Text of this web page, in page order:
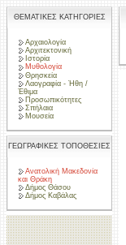
ΘΕΜΑΤΙΚΕΣ ΚΑΤΗΓΟΡΙΕΣ
Αρχαιολογία
Αρχιτεκτονική
Ιστορία
Μυθολογία
Θρησκεία
Λαογραφία - Ήθη /
Έθιμα
Προσωπικότητες
Σπήλαια
Μουσεία
ΓΕΩΓΡΑΦΙΚΕΣ ΤΟΠΟΘΕΣΙΕΣ
Ανατολική Μακεδονία
και Θράκη
Δήμος Θάσου
Δήμος Καβάλας